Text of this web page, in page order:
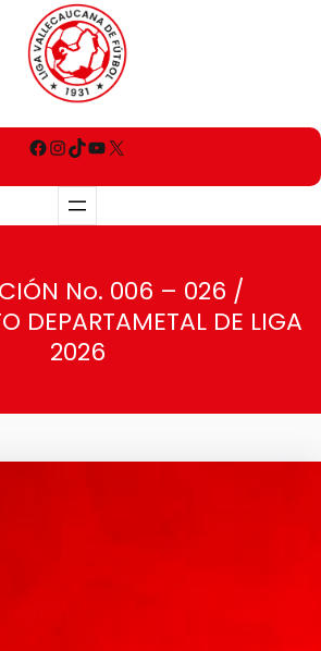
No. 006 – 026 /
DEPARTAMETAL DE LIGA
2026